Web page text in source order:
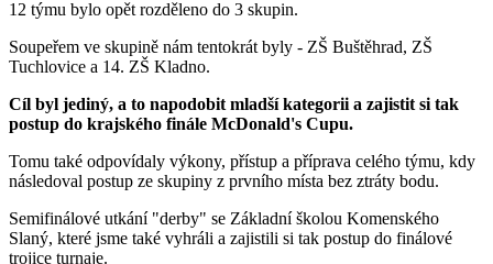
12 týmu bylo opět rozděleno do 3 skupin.
Soupeřem ve skupině nám tentokrát byly - ZŠ Buštěhrad, ZŠ
Tuchlovice a 14. ZŠ Kladno.
Cíl byl jediný, a to napodobit mladší kategorii a zajistit si tak
postup do krajského finále McDonald's Cupu.
Tomu také odpovídaly výkony, přístup a příprava celého týmu, kdy
následoval postup ze skupiny z prvního místa bez ztráty bodu.
Semifinálové utkání "derby" se Základní školou Komenského
Slaný, které jsme také vyhráli a zajistili si tak postup do finálové
trojice turnaje.